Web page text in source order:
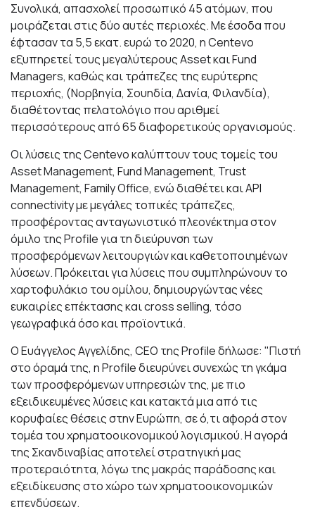
Συνολικά, απασχολεί προσωπικό 45 ατόμων, που
μοιράζεται στις δύο αυτές περιοχές. Με έσοδα που
έφτασαν τα 5,5 εκατ. ευρώ το 2020, η Centevo
εξυπηρετεί τους μεγαλύτερους Asset και Fund
Managers, καθώς και τράπεζες της ευρύτερης
περιοχής, (Νορβηγία, Σουηδία, Δανία, Φιλανδία),
διαθέτοντας πελατολόγιο που αριθμεί
περισσότερους από 65 διαφορετικούς οργανισμούς.
Οι λύσεις της Centevo καλύπτουν τους τομείς του
Asset Management, Fund Management, Trust
Management, Family Office, ενώ διαθέτει και API
connectivity με μεγάλες τοπικές τράπεζες,
προσφέροντας ανταγωνιστικό πλεονέκτημα στον
όμιλο της Profile για τη διεύρυνση των
προσφερόμενων λειτουργιών και καθετοποιημένων
λύσεων. Πρόκειται για λύσεις που συμπληρώνουν το
χαρτοφυλάκιο του ομίλου, δημιουργώντας νέες
ευκαιρίες επέκτασης και cross selling, τόσο
γεωγραφικά όσο και προϊοντικά.
Ο Ευάγγελος Αγγελίδης, CEO της Profile δήλωσε: "Πιστή
στο όραμά της, η Profile διευρύνει συνεχώς τη γκάμα
των προσφερόμενων υπηρεσιών της, με πιο
εξειδικευμένες λύσεις και κατακτά μια από τις
κορυφαίες θέσεις στην Ευρώπη, σε ό,τι αφορά στον
τομέα του χρηματοοικονομικού λογισμικού. Η αγορά
της Σκανδιναβίας αποτελεί στρατηγική μας
προτεραιότητα, λόγω της μακράς παράδοσης και
εξειδίκευσης στο χώρο των χρηματοοικονομικών
επενδύσεων.